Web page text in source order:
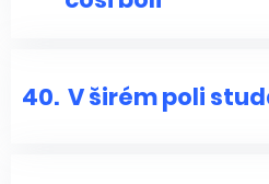
40. V širém poli